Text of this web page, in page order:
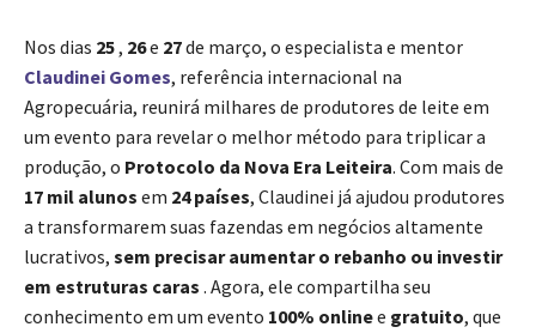
Nos dias 25, 26e 27de março, o especialista e mentor
Claudinei Gomes, referência internacional na
Agropecuária, reunirá milhares de produtores de leite em
um evento para revelar o melhor método para triplicar a
produção, o Protocolo da Nova Era Leiteira. Com mais de
17 mil alunos em 24 países, Claudinei já ajudou produtores
a transformarem suas fazendas em negócios altamente
lucrativos, sem precisar aumentar o rebanho ou investir
em estruturas caras . Agora, ele compartilha seu
conhecimento em um evento 100% onlinee gratuito, que